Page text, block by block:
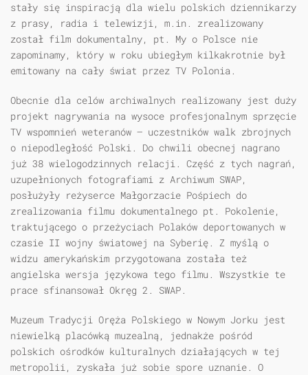
stały się inspiracją dla wielu polskich dziennikarzy
z prasy, radia i telewizji, m.in. zrealizowany
został film dokumentalny, pt. My o Polsce nie
zapominamy, który w roku ubiegłym kilkakrotnie był
emitowany na cały świat przez TV Polonia.
Obecnie dla celów archiwalnych realizowany jest duży
projekt nagrywania na wysoce profesjonalnym sprzęcie
TV wspomnień weteranów — uczestników walk zbrojnych
o niepodległość Polski. Do chwili obecnej nagrano
już 38 wielogodzinnych relacji. Część z tych nagrań,
uzupełnionych fotografiami z Archiwum SWAP,
posłużyły reżyserce Małgorzacie Pośpiech do
zrealizowania filmu dokumentalnego pt. Pokolenie,
traktującego o przeżyciach Polaków deportowanych w
czasie II wojny światowej na Syberię. Z myślą o
widzu amerykańskim przygotowana została też
angielska wersja językowa tego filmu. Wszystkie te
prace sfinansował Okręg 2. SWAP.
Muzeum Tradycji Oręża Polskiego w Nowym Jorku jest
niewielką placówką muzealną, jednakże pośród
polskich ośrodków kulturalnych działających w tej
metropolii, zyskała już sobie spore uznanie. O